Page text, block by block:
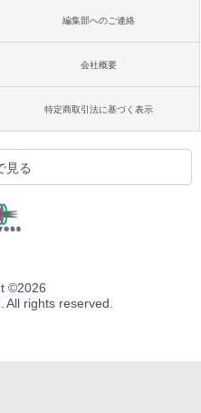
編集部へのご連絡
会社概要
特定商取引法に基づく表示
見る
©2026
All rights reserved.